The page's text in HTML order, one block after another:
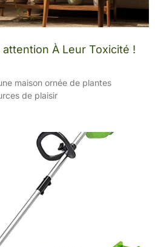
À Leur Toxicité !
maison ornée de plantes
de plaisir